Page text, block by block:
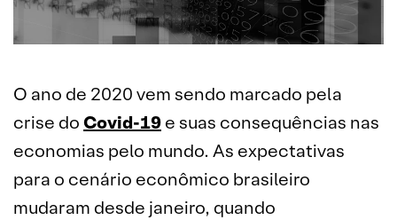
O ano de 2020 vem sendo marcado pela
crise doCovid-19e suas consequências nas
economias pelo mundo. As expectativas
para o cenário econômico brasileiro
mudaram desde janeiro, quando